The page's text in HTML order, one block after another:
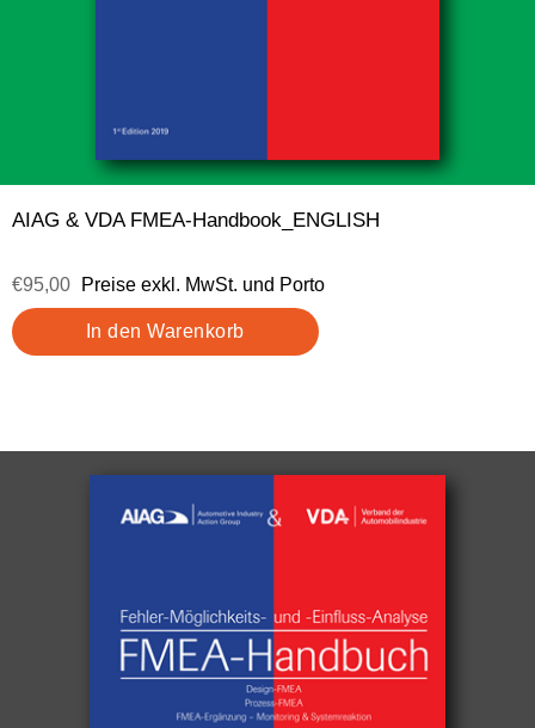
AIAG & VDA FMEA-Handbook_ENGLISH
€95,00 Preise exkl. MwSt. und Porto